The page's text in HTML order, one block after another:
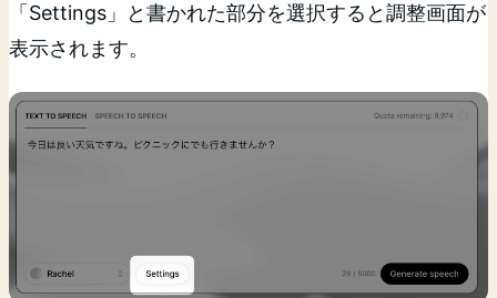
「Settings」と書かれた部分を選択すると調整画面が
表示されます。